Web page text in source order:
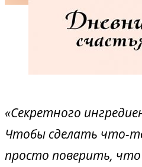
«Секретного
Чтобы сделать что-
просто поверить,